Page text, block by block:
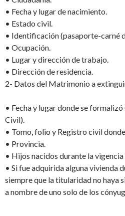
• Fecha y lugar de nacimiento.
• Estado civil.
• Identificación(pasaporte-carné
• Ocupación.
• Lugary direcciónde trabajo.
• Direcciónde residencia.
2- Datos del Matrimonio a
• Fecha y lugar donde se formalizó
Civil).
• Tomo, folio y Registro civil
• Provincia.
• Hijos nacidos durante la
• Si fue adquirida alguna vivienda
siempre que latitularidad no haya
a nombre de uno solo de los